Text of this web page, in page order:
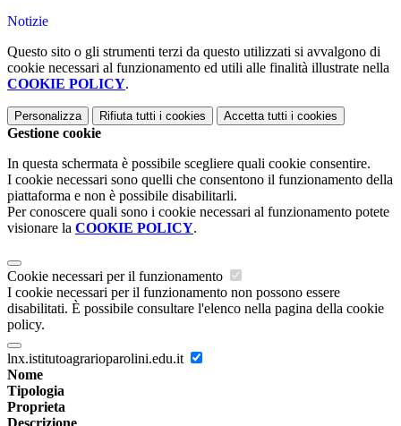
Notizie
Questo sito o gli strumenti terzi da questo utilizzati si avvalgono di
cookie necessari al funzionamento ed utili alle finalità illustrate nella
COOKIE POLICY.
Personalizza Rifiuta tutti i cookies Accetta tutti i cookies
Gestione cookie
In questa schermata è possibile scegliere quali cookie consentire.
I cookie necessari sono quelli che consentono il funzionamento della
piattaforma e non è possibile disabilitarli.
Per conoscere quali sono i cookie necessari al funzionamento potete
visionare la COOKIE POLICY.
Cookie necessari per il funzionamento
I cookie necessari per il funzionamento non possono essere
disabilitati. È possibile consultare l'elenco nella pagina della cookie
policy.
lnx.istitutoagrarioparolini.edu.it
Nome
Tipologia
Proprieta